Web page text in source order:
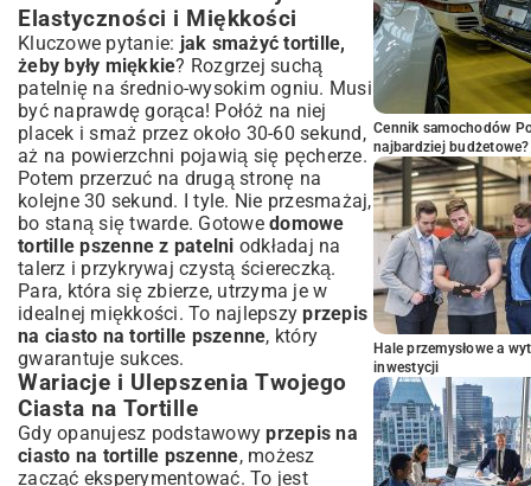
Elastyczności i Miękkości
Kluczowe pytanie: jak smażyć tortille,
żeby były miękkie? Rozgrzej suchą
patelnię na średnio-wysokim ogniu. Musi
być naprawdę gorąca! Połóż na niej
placek i smaż przez około 30-60 sekund,
aż na powierzchni pojawią się pęcherze.
Potem przerzuć na drugą stronę na
kolejne 30 sekund. I tyle. Nie przesmażaj,
bo staną się twarde. Gotowe domowe
tortille pszenne z patelni odkładaj na
talerz i przykrywaj czystą ściereczką.
Para, która się zbierze, utrzyma je w
idealnej miękkości. To najlepszyprzepis
na ciasto na tortille pszenne, który
gwarantuje sukces.
Wariacje i Ulepszenia Twojego
Ciasta na Tortille
Gdy opanujesz podstawowyprzepis na
ciasto na tortille pszenne, możesz
zacząć eksperymentować. To jest
Cennik samochodów
najbardziej budżetowe?
Hale przemysłowe a
inwestycji